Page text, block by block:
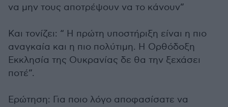
να μην τους αποτρέψουν να το κάνουν”
Και τονίζει: “ Η πρώτη υποστήριξη είναι η πιο
αναγκαία και η πιο πολύτιμη. Η Ορθόδοξη
Εκκλησία της Ουκρανίας δε θα την ξεχάσει
ποτέ”.
Ερώτηση: Για ποιο λόγο αποφασίσατε να